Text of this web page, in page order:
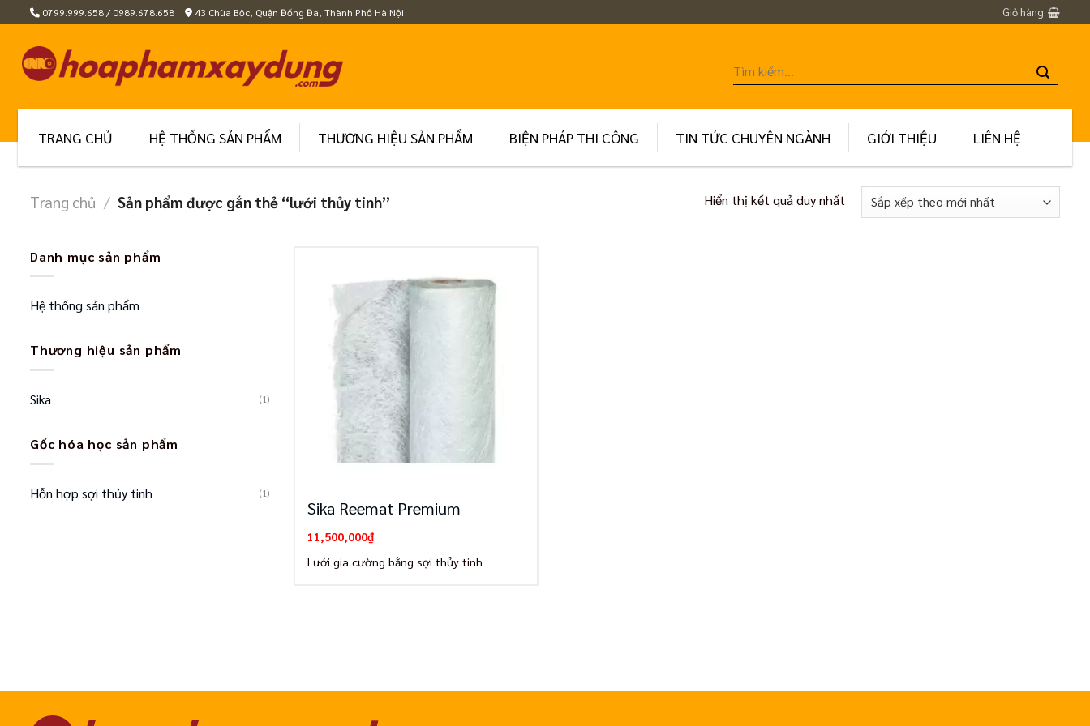
to
content
0799.999.658 / 0989.678.658 43 Chùa Bộc, Quận Đống Đa, Thành Phố Hà Nội Giỏ hàng
Tìm
kiếm:
TRANG CHỦ HỆ THỐNG SẢN PHẨM THƯƠNG HIỆU SẢN PHẨM BIỆN PHÁP THI CÔNG TIN TỨC CHUYÊN NGÀNH GIỚI THIỆU LIÊN HỆ
Trang chủ / Sản phẩm được gắn thẻ “lưới thủy tinh” Hiển thị kết quả duy nhất
Danh mục sản phẩm
Hệ thống sản phẩm
Thương hiệu sản phẩm
Sika (1)
Gốc hóa học sản phẩm
Hỗn hợp sợi thủy tinh (1)
Sika Reemat Premium
11,500,000₫
Lưới gia cường bằng sợi thủy tinh